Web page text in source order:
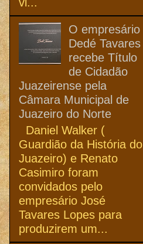
O empresário
Dedé Tavares
recebe Título
de Cidadão
Juazeirense pela
Câmara Municipal de
Juazeiro do Norte
Daniel Walker (
Guardião da História do
Juazeiro) e Renato
Casimiro foram
convidados pelo
empresário José
Tavares Lopes para
produzirem um...